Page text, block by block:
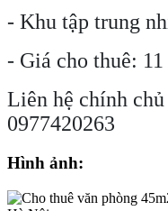
- Khu tập trung
- Giá cho thuê:
Liên hệ chính
0977420263
Hình ảnh: